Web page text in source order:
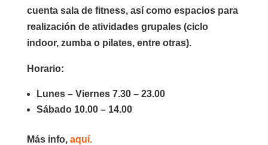
cuenta sala de fitness, así como espacios para
realización de atividades grupales (ciclo
indoor, zumba o pilates, entre otras).
Horario:
Lunes – Viernes 7.30 – 23.00
Sábado 10.00 – 14.00
Más info, aquí.